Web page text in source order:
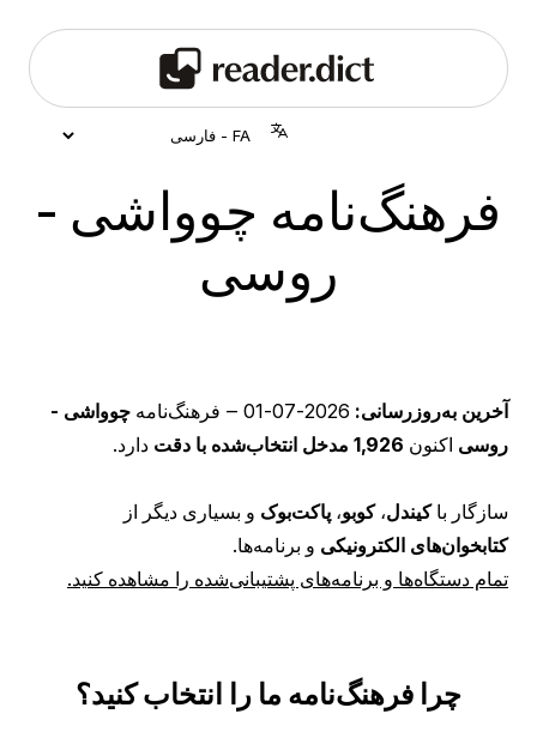
فرهنگ‌نامه چوواشی -
روسی
آخرین به‌روزرسانی: 2026-07-01 ‒ فرهنگ‌نامه چوواشی -
روسی اکنون 1,926 مدخل انتخاب‌شده با دقت دارد.
سازگار باکیندل،کوبو، پاکت‌بوک و بسیاری دیگر از
کتابخوان‌های الکترونیکی و برنامه‌ها.
تمام دستگاه‌ها و برنامه‌های پشتیبانی‌شده را مشاهده کنید.
چرا فرهنگ‌نامه ما را انتخاب کنید؟